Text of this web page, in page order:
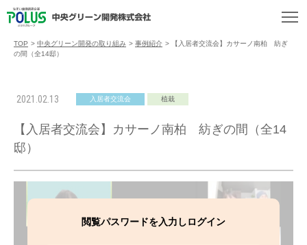
TOP > 中央グリーン開発の取り組み > 事例紹介 >
【入居者交流会】カサーノ南柏 紡ぎ
の間（全14邸）
2021.02.13 入居者交流会 植栽
【入居者交流会】カサーノ南柏 紡ぎの間（全14
邸）
閲覧パスワードを入力しログイン